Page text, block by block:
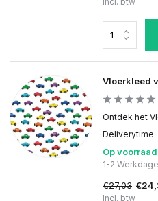
Vloerkleed
Ontdek het
Deliverytime
Op voorraad
1-2
€27,03
Incl. btw